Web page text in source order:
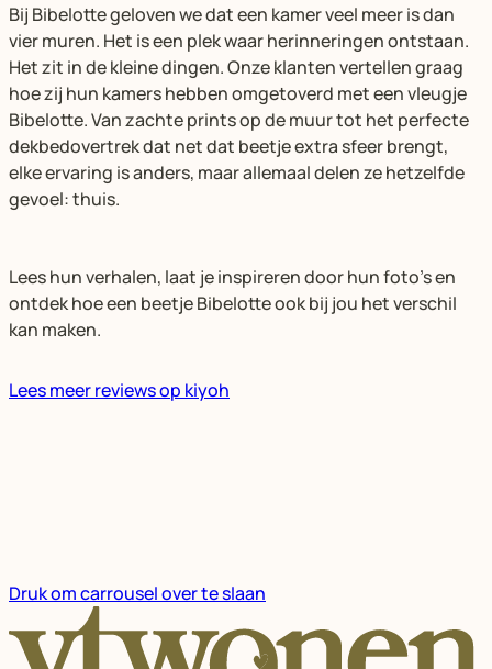
Bij Bibelotte geloven we dat een kamer veel meer is dan
vier muren. Het is een plek waar herinneringen ontstaan.
Het zit in de kleine dingen. Onze klanten vertellen graag
hoe zij hun kamers hebben omgetoverd met een vleugje
Bibelotte. Van zachte prints op de muur tot het perfecte
dekbedovertrek dat net dat beetje extra sfeer brengt,
elke ervaring is anders, maar allemaal delen ze hetzelfde
gevoel: thuis.
Lees hun verhalen, laat je inspireren door hun foto’s en
ontdek hoe een beetje Bibelotte ook bij jou het verschil
kan maken.
Lees meer reviews op kiyoh
Druk om carrousel over te slaan